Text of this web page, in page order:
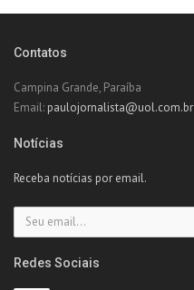
Contatos
Campina Grande, Paraíba
Email: paulojornalista@uol.com.br
Notícias
Receba notícias por email.
Redes Sociais